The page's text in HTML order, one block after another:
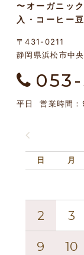
日 月
2 3
9 10
〜オーガニッ
入・コーヒー
〒431-0211
静岡県浜松市中
平日 営業時間